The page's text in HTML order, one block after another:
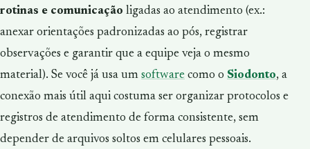
rotinas e comunicação ligadas ao atendimento (ex.:
anexar orientações padronizadas ao pós, registrar
observações e garantir que a equipe veja o mesmo
material). Se você já usa um software como o Siodonto, a
conexão mais útil aqui costuma ser organizar protocolos e
registros de atendimento de forma consistente, sem
depender de arquivos soltos em celulares pessoais.